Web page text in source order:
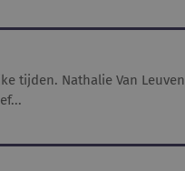
tijden. Nathalie Van Leuven